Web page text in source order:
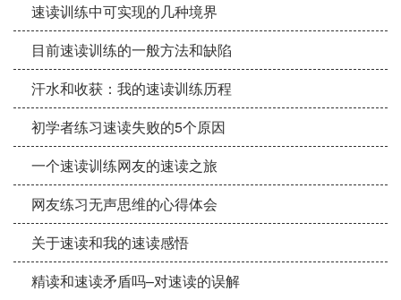
速读训练中可实现的几种境界
目前速读训练的一般方法和缺陷
汗水和收获：我的速读训练历程
初学者练习速读失败的5个原因
一个速读训练网友的速读之旅
网友练习无声思维的心得体会
关于速读和我的速读感悟
精读和速读矛盾吗–对速读的误解